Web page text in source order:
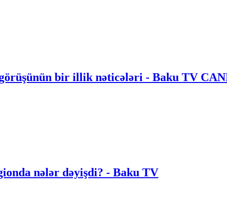
bir illik nəticələri - Baku TV
nələr dəyişdi? - Baku TV